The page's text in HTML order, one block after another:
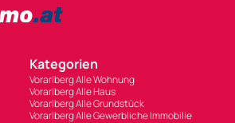
Kategorien
Vorarlberg Alle Wohnung
Vorarlberg Alle Haus
Vorarlberg Alle Grundstück
Vorarlberg Alle Gewerbliche Immobilie